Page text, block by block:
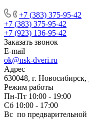
+7 (383) 375-95-42
+7 (383) 375-95-42
+7 (923) 136-95-42
Заказать звонок
E-mail
ok@nsk-dveri.ru
Адрес
630048, г.
Режим работы
Пн-Пт 10:00 - 19:00
Сб 10:00 - 17:00
Вс по предварительной